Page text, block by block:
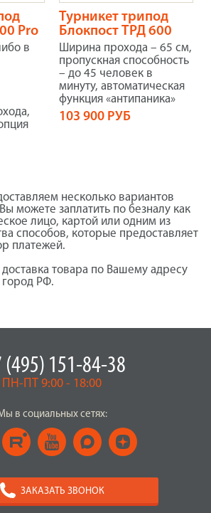
Pro
в
Турникет трипод
Блокпост ТРД 600
Ширина прохода – 65 см,
пропускная способность
– до 45 человек в
минуту, автоматическая
функция «антипаника»
103 900 РУБ
несколько вариантов
можете заплатить по безналу как
лицо, картой или одним из
способов, которые предоставляет
платежей.
доставка товара по Вашему адресу
РФ.
151-84-38
ПН-ПТ 9:00 - 18:00
в социальных сетях:
ЗАКАЗАТЬ ЗВОНОК